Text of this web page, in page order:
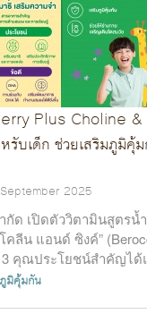
Plus Choline &
รับเด็ก ช่วยเสริมภูมิคุ้
September 2025
กัด เปิดตัววิตามินสูตรน้
คลีน แอนด์ ซิงค์”
3 คุณประโยชน์สำคัญได้
มิคุ้มกัน